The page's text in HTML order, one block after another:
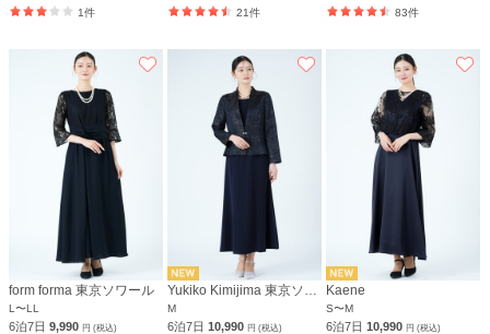
1件 21件 83件
form forma 東京ソワール
L〜LL
6泊7日 9,990 円 (税込)
M
6泊7日10,990円 (税込)
Kaene
S〜M
6泊7日10,990円 (税込)